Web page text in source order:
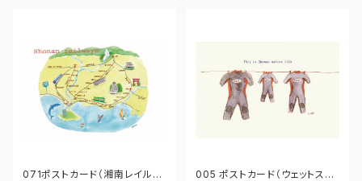
071ポストカード（湘南レイルウ
005 ポストカード（ウェットスー